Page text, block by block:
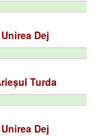
Unirea Dej
Turda
Unirea Dej